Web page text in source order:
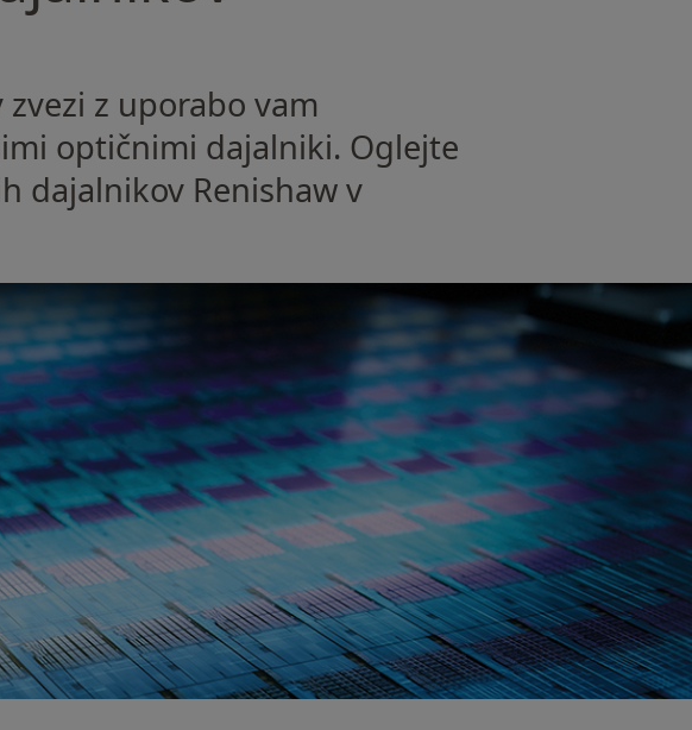
z uporabo vam
optičnimi dajalniki. Oglejte
dajalnikov Renishaw v